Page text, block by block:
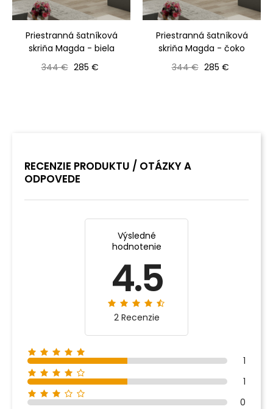
Priestranná šatníková
skriňa Magda - biela
Bežná cena
344 € Cena
285 €
Priestranná šatníková
skriňa Magda - čoko
Bežná cena
344 € Cena
285 €
‹ ›
RECENZIE PRODUKTU / OTÁZKY A
ODPOVEDE
Výsledné
hodnotenie
4.5
2 Recenzie
1
1
0